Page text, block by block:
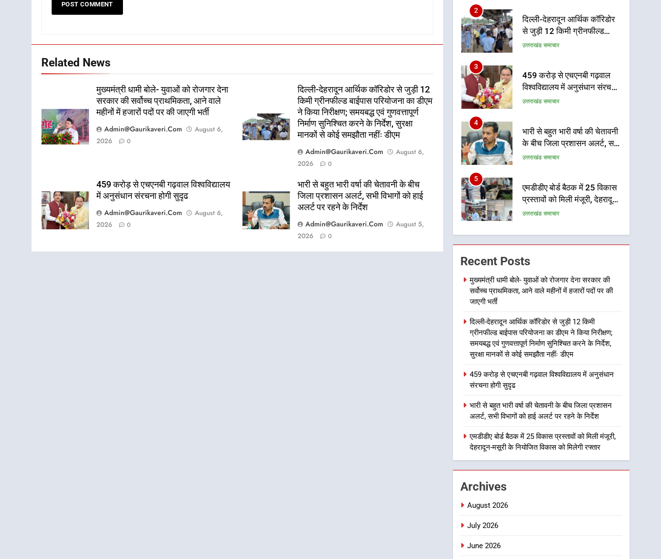
Related News
मुख्यमंत्री धामी बोले- युवाओं को रोजगार देना
सरकार की सर्वोच्च प्राथमिकता, आने वाले
महीनों में हजारों पदों पर की जाएगी भर्ती
Admin@gaurikaveri.com
August 6,
2026
0
दिल्ली-देहरादून आर्थिक कॉरिडोर से जुड़ी 12
किमी ग्रीनफील्ड बाईपास परियोजना का डीएम
ने किया निरीक्षण; समयबद्ध एवं गुणवत्तापूर्ण
निर्माण सुनिश्चित करने के निर्देश, सुरक्षा
मानकों से कोई समझौता नहींः डीएम
Admin@gaurikaveri.com
August 6,
2026
0
459 करोड़ से एचएनबी गढ़वाल विश्वविद्यालय
में अनुसंधान संरचना होगी सुदृढ
Admin@gaurikaveri.com
August 6,
2026
0
भारी से बहुत भारी वर्षा की चेतावनी के बीच
जिला प्रशासन अलर्ट, सभी विभागों को हाई
अलर्ट पर रहने के निर्देश
Admin@gaurikaveri.com
August 5,
2026
0
2
दिल्ली-देहरादून आर्थिक कॉरिडोर
से जुड़ी 12 किमी ग्रीनफील्ड
बाईपास परियोजना का डीएम ने
के निर्देश, सुरक्षा मानकों से कोई
समझौता नहींः डीएम
उत्तराखंड समाचार
3
459 करोड़ से एचएनबी गढ़वाल
विश्वविद्यालय में अनुसंधान संरचना
होगी सुदृढ
उत्तराखंड समाचार
4
भारी से बहुत भारी वर्षा की चेतावनी
के बीच जिला प्रशासन अलर्ट, सभी
विभागों को हाई अलर्ट पर रहने के
उत्तराखंड समाचार
5
एमडीडीए बोर्ड बैठक में 25 विकास
प्रस्तावों को मिली मंजूरी, देहरादून-
मसूरी के नियोजित विकास को
उत्तराखंड समाचार
6
मुख्यमंत्री पुष्कर सिंह धामी के
दिशा-निर्देशों में पीएम आवास
योजना (शहरी) की प्रगति की हुई
समीक्षा
7
हरिद्वार से किया गिरफ्तार
उत्तराखंड समाचार
8
भारी बारिश का अलर्ट! 6 अगस्त
को देहरादून में स्कूल बंद
1
मुख्यमंत्री धामी बोले- युवाओं को
प्राथमिकता, आने वाले महीनों में
हजारों पदों पर की जाएगी भर्ती
उत्तराखंड समाचार
2
दिल्ली-देहरादून आर्थिक कॉरिडोर
Recent Posts
मुख्यमंत्री धामी बोले- युवाओं को रोजगार देना सरकार की
सर्वोच्च प्राथमिकता, आने वाले महीनों में हजारों पदों पर की
जाएगी भर्ती
दिल्ली-देहरादून आर्थिक कॉरिडोर से जुड़ी 12 किमी
ग्रीनफील्ड बाईपास परियोजना का डीएम ने किया निरीक्षण;
समयबद्ध एवं गुणवत्तापूर्ण निर्माण सुनिश्चित करने के निर्देश,
सुरक्षा मानकों से कोई समझौता नहींः डीएम
459 करोड़ से एचएनबी गढ़वाल विश्वविद्यालय में अनुसंधान
संरचना होगी सुदृढ
भारी से बहुत भारी वर्षा की चेतावनी के बीच जिला प्रशासन
अलर्ट, सभी विभागों को हाई अलर्ट पर रहने के निर्देश
एमडीडीए बोर्ड बैठक में 25 विकास प्रस्तावों को मिली मंजूरी,
देहरादून-मसूरी के नियोजित विकास को मिलेगी रफ्तार
Archives
August 2026
July 2026
June 2026